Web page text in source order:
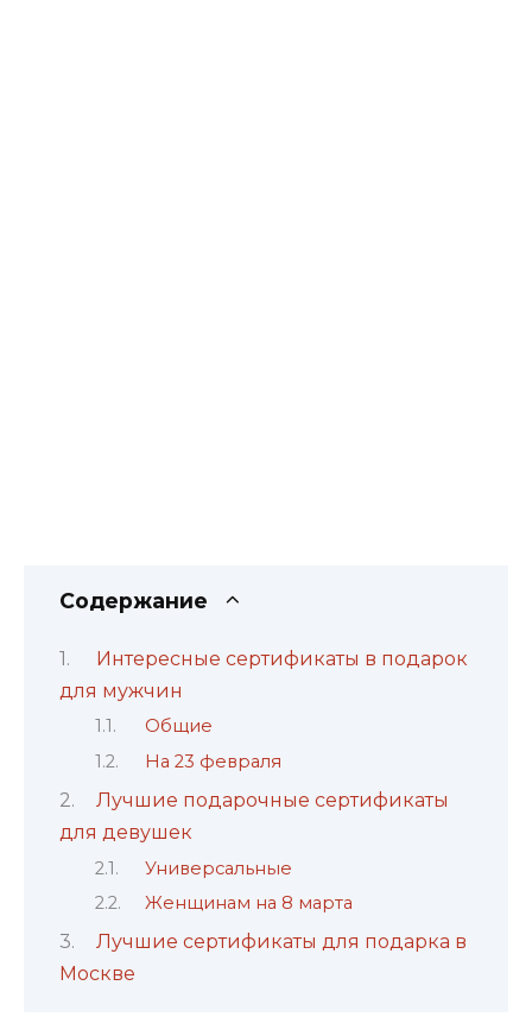
Содержание
Интересные сертификаты в подарок
для мужчин
Общие
На 23 февраля
Лучшие подарочные сертификаты
для девушек
Универсальные
Женщинам на 8 марта
Лучшие сертификаты для подарка в
Москве